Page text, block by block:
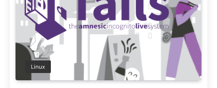
Linux